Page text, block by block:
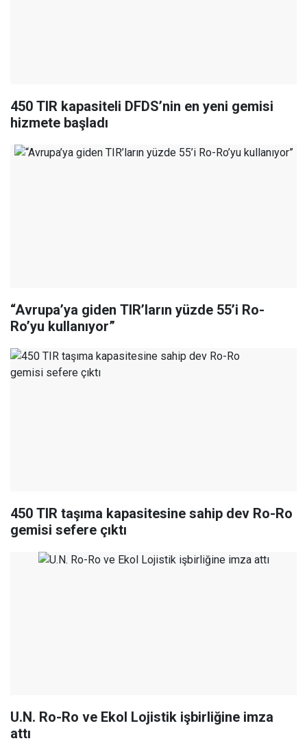
450 TIR kapasiteli DFDS’nin en yeni gemisi
hizmete başladı
“Avrupa’ya giden TIR’ların yüzde 55’i Ro-
Ro’yu kullanıyor”
450 TIR taşıma kapasitesine sahip dev Ro-Ro
gemisi sefere çıktı
U.N. Ro-Ro ve Ekol Lojistik işbirliğine imza
attı